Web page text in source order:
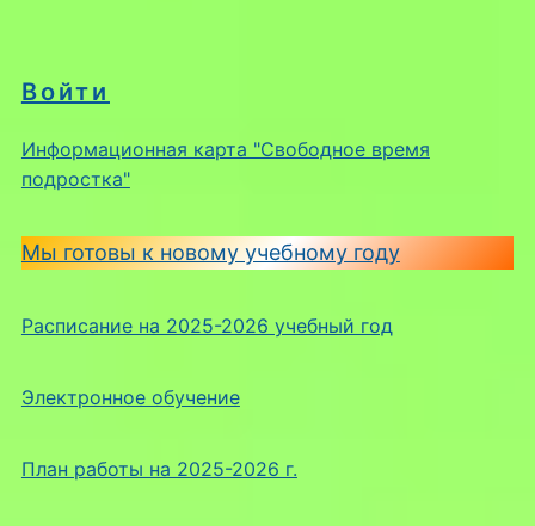
Войти
Информационная карта "Свободное время
подростка"
Мы готовы к новому учебному году
Расписание на 2025-2026 учебный год
Электронное обучение
План работы на 2025-2026 г.